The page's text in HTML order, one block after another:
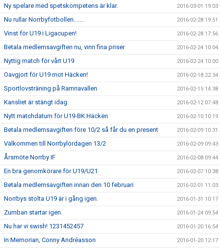
Ny spelare med spetskompetens är klar. 2016-03-01 19:03
Nu rullar Norrbyfotbollen....... 2016-02-28 19:51
Vinst för U19 i Ligacupen! 2016-02-28 17:56
Betala medlemsavgiften nu, vinn fina priser 2016-02-24 10:04
Nyttig match för vårt U19 2016-02-24 10:00
Oavgjort för U19 mot Häcken! 2016-02-18 22:34
Sportlovsträning på Ramnavallen 2016-02-15 14:38
Kansliet är stängt idag 2016-02-12 07:48
Nytt matchdatum för U19-BK Häcken 2016-02-10 10:19
Betala medlemsavgiften före 10/2 så får du en present 2016-02-09 10:31
Välkommen till Norrbylördagen 13/2 2016-02-09 09:43
Årsmöte Norrby IF 2016-02-08 09:44
En bra genomkörare för U19/U21 2016-02-07 10:38
Betala medlemsavgiften innan den 10 februari 2016-02-01 11:03
Norrbys stolta U19 är i gång igen. 2016-01-31 10:17
Zumban startar igen. 2016-01-24 09:54
Nu har vi swish! 1231452457 2016-01-20 16:54
In Memorian, Conny Andréasson 2016-01-20 12:17